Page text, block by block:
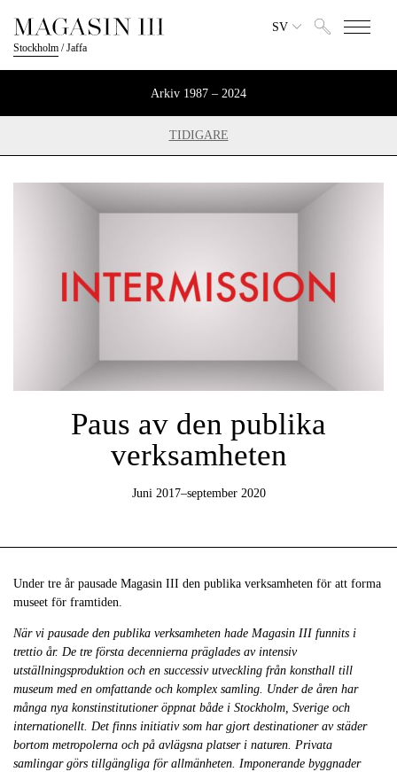
Stockholm /Jaffa
SV
Arkiv 1987 – 2024
TIDIGARE
Paus av den publika
verksamheten
Juni 2017–september 2020
Under tre år pausade Magasin III den publika verksamheten för att forma
museet för framtiden.
När vi pausade den publika verksamheten hade Magasin III funnits i
trettio år. De tre första decennierna präglades av intensiv
utställningsproduktion och en successiv utveckling från konsthall till
museum med en omfattande och komplex samling. Under de åren har
många nya konstinstitutioner öppnat både i Stockholm, Sverige och
internationellt. Det finns initiativ som har gjort destinationer av städer
bortom metropolerna och på avlägsna platser i naturen. Privata
samlingar görs tillgängliga för allmänheten. Imponerande byggnader